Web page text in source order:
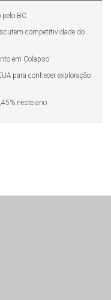
pelo BC
competitividade do
em Colapso
para conhecer exploração
neste ano